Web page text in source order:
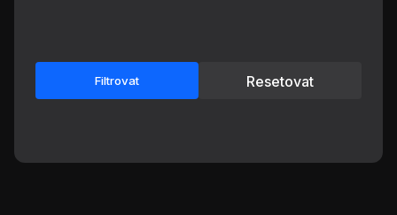
Filtrovat Resetovat